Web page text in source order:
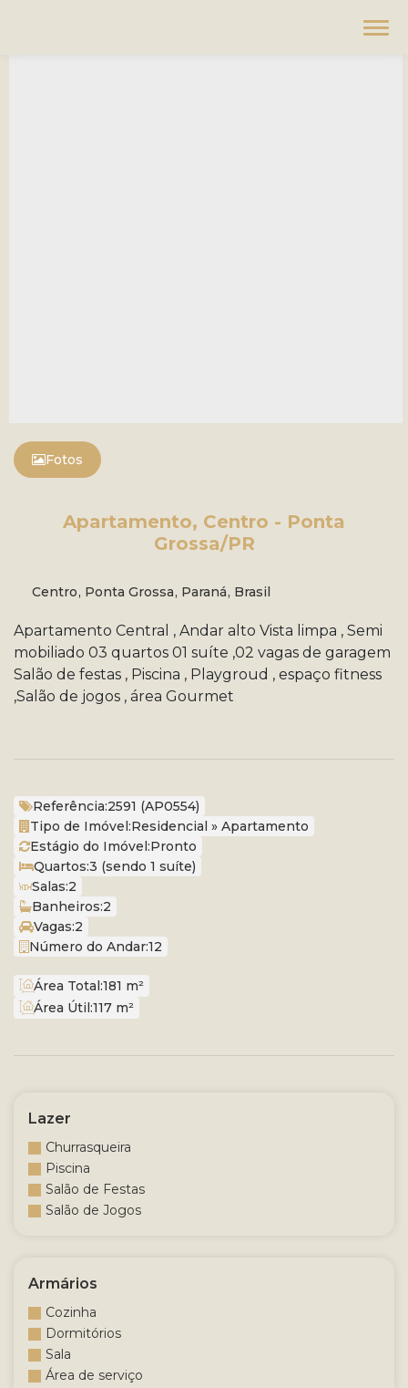
Fotos
Apartamento, Centro - Ponta
Grossa/PR
Centro, Ponta Grossa, Paraná, Brasil
Apartamento Central , Andar alto Vista limpa , Semi
mobiliado 03 quartos 01 suíte ,02 vagas de garagem
Salão de festas , Piscina , Playgroud , espaço fitness
,Salão de jogos , área Gourmet
Referência:2591 (AP0554)
Tipo de Imóvel:Residencial » Apartamento
Estágio do Imóvel:Pronto
Quartos:3 (sendo 1 suíte)
Salas:2
Banheiros:2
Vagas:2
Número do Andar:12
Área Total:181 m²
Área Útil:117 m²
Lazer
Churrasqueira
Piscina
Salão de Festas
Salão de Jogos
Armários
Cozinha
Dormitórios
Sala
Área de serviço